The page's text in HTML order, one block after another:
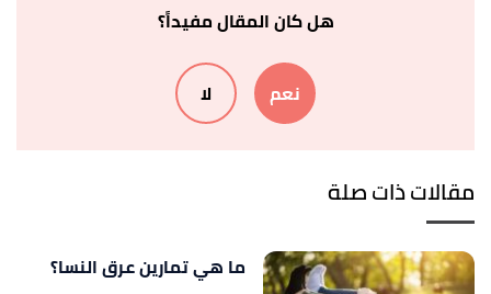
fusionwebclinic, Retrieved 1/11/2022. Edited.
"3 Fun Pediatric Physical Therapy Games and
napacenter , Retrieved 1/11/2022. Edited.
هل كان المقال مفيداً؟
نعم لا
مقالات ذات صلة
ما هي تمارين عرق النسا؟